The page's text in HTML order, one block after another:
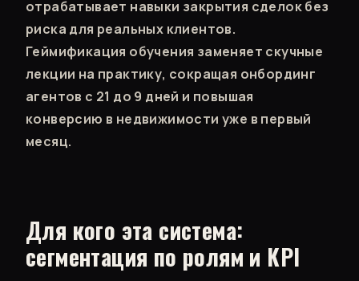
отрабатывает навыки закрытия сделок без
риска для реальных клиентов.
Геймификация обучения заменяет скучные
лекции на практику, сокращая онбординг
агентов с 21 до 9 дней и повышая
конверсию в недвижимости уже в первый
месяц.
Для кого эта система:
сегментация по ролям и KPI